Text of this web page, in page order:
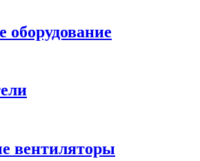
оборудование
вентиляторы